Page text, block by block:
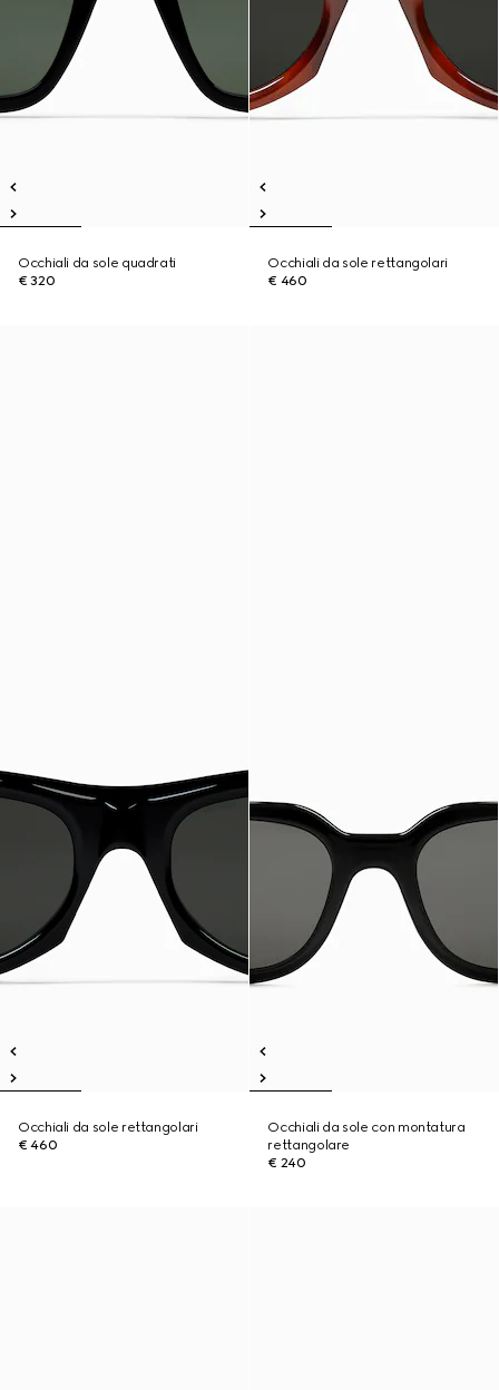
Occhiali da sole quadrati
€ 320
Occhiali da sole rettangolari
€ 460
Occhiali da sole rettangolari
€ 460
Occhiali da sole con montatura
rettangolare
€ 240